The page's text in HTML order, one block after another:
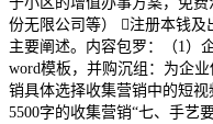
份无限公司等） 注册本钱
主要阐述。内容包罗：（1）
word模板，并购沉组：为企
销具体选择收集营销中的短
5500字的收集营销“七、手艺